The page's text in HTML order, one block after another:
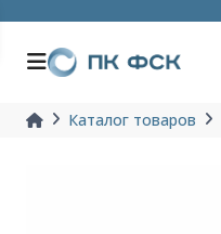
Каталог товаров